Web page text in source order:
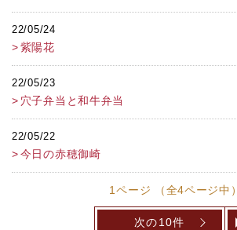
22/05/24
紫陽花
22/05/23
穴子弁当と和牛弁当
22/05/22
今日の赤穂御崎
1ページ （全4ページ中）
次の10件